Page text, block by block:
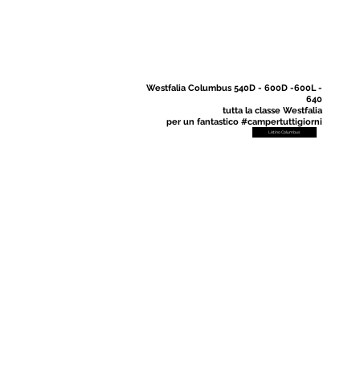
Listino Columbus
Westfalia Columbus 540D - 600D -600L -
640
tutta la classe Westfalia
per un fantastico #campertuttigiorni